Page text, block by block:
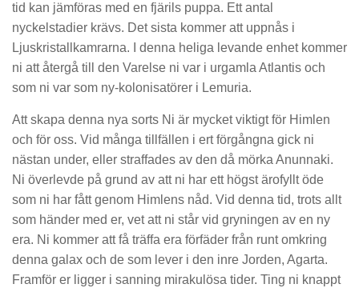
tid kan jämföras med en fjärils puppa. Ett antal
nyckelstadier krävs. Det sista kommer att uppnås i
Ljuskristallkamrarna. I denna heliga levande enhet kommer
ni att återgå till den Varelse ni var i urgamla Atlantis och
som ni var som ny-kolonisatörer i Lemuria.
Att skapa denna nya sorts Ni är mycket viktigt för Himlen
och för oss. Vid många tillfällen i ert förgångna gick ni
nästan under, eller straffades av den då mörka Anunnaki.
Ni överlevde på grund av att ni har ett högst ärofyllt öde
som ni har fått genom Himlens nåd. Vid denna tid, trots allt
som händer med er, vet att ni står vid gryningen av en ny
era. Ni kommer att få träffa era förfäder från runt omkring
denna galax och de som lever i den inre Jorden, Agarta.
Framför er ligger i sanning mirakulösa tider. Ting ni knappt